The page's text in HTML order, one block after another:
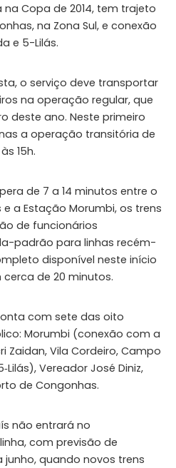
Copa de 2014, tem trajeto
na Zona Sul, e conexão
e 5-Lilás.
o serviço deve transportar
na operação regular, que
deste ano. Neste primeiro
a operação transitória de
15h.
de 7 a 14 minutos entre o
a Estação Morumbi, os trens
de funcionários
padrão para linhas recém-
disponível neste início
de 20 minutos.
com sete das oito
Morumbi (conexão com a
Zaidan, Vila Cordeiro, Campo
Vereador José Diniz,
de Congonhas.
não entrará no
com previsão de
quando novos trens